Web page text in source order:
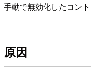
手動で無効化したコン
原因